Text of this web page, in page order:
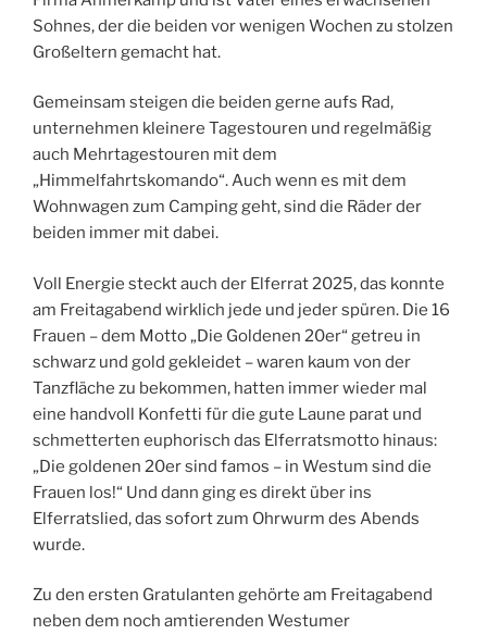
Sohnes, der die beiden vor wenigen Wochen zu stolzen
Großeltern gemacht hat.
Gemeinsam steigen die beiden gerne aufs Rad,
unternehmen kleinere Tagestouren und regelmäßig
auch Mehrtagestouren mit dem
„Himmelfahrtskomando“. Auch wenn es mit dem
Wohnwagen zum Camping geht, sind die Räder der
beiden immer mit dabei.
Voll Energie steckt auch der Elferrat 2025, das konnte
am Freitagabend wirklich jede und jeder spüren. Die 16
Frauen – dem Motto „Die Goldenen 20er“ getreu in
schwarz und gold gekleidet – waren kaum von der
Tanzfläche zu bekommen, hatten immer wieder mal
eine handvoll Konfetti für die gute Laune parat und
schmetterten euphorisch das Elferratsmotto hinaus:
„Die goldenen 20er sind famos – in Westum sind die
Frauen los!“ Und dann ging es direkt über ins
Elferratslied, das sofort zum Ohrwurm des Abends
wurde.
Zu den ersten Gratulanten gehörte am Freitagabend
neben dem noch amtierenden Westumer